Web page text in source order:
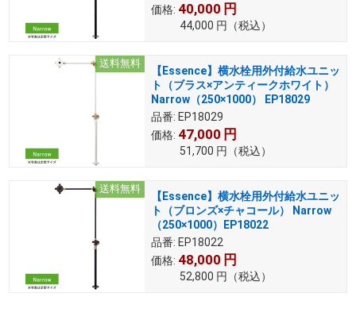
価格: 40,000 円
44,000 円 （税込）
送料無料
【Essence】横水栓用外付給水ユニッ
ト（ブラス×アンティークホワイト）
Narrow（250×1000） EP18029
品番: EP18029
価格: 47,000 円
51,700 円 （税込）
送料無料
【Essence】横水栓用外付給水ユニッ
ト（ブロンズ×チャコール） Narrow
（250×1000）EP18022
品番: EP18022
価格: 48,000 円
52,800 円 （税込）